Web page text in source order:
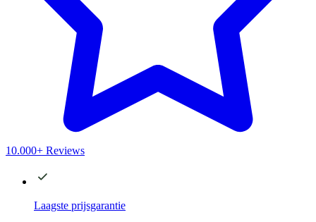
10.000+ Reviews
Laagste prijsgarantie